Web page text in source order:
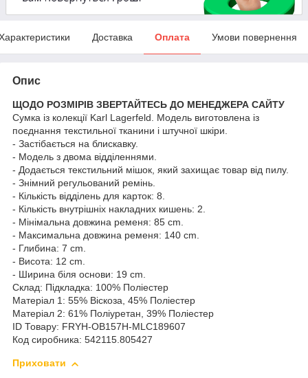
Доставка Оплата Умови повернення
Опис
ЩОДО РОЗМІРІВ ЗВЕРТАЙТЕСЬ ДО МЕНЕДЖЕРА САЙТУ
Сумка із колекції Karl Lagerfeld. Модель виготовлена із
поєднання текстильної тканини і штучної шкіри.
- Застібається на блискавку.
- Модель з двома відділеннями.
- Додається текстильний мішок, який захищає товар від пилу.
- Знімний регульований ремінь.
- Кількість відділень для карток: 8.
- Кількість внутрішніх накладних кишень: 2.
- Мінімальна довжина ременя: 85 cm.
- Максимальна довжина ременя: 140 cm.
- Глибина: 7 cm.
- Висота: 12 cm.
- Ширина біля основи: 19 cm.
Склад: Підкладка: 100% Поліестер
Матеріал 1: 55% Віскоза, 45% Поліестер
Матеріал 2: 61% Поліуретан, 39% Поліестер
ID Товару: FRYH-OB157H-MLC189607
Код сиробника: 542115.805427
Приховати